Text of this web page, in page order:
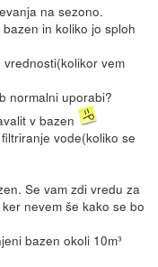
na sezono.
in koliko jo sploh
vem
normalni uporabi?
v bazen
vode(koliko se
Se vam zdi vredu za
nevem še kako se bo
bazen okoli 10m³